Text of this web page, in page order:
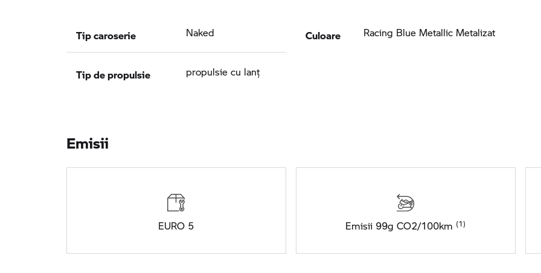
Tip caroserie Naked
Tip de propulsie propulsie cu lanţ
Culoare Racing Blue Metallic Metalizat
Emisii
EURO 5 Emisii 99g CO2/100km